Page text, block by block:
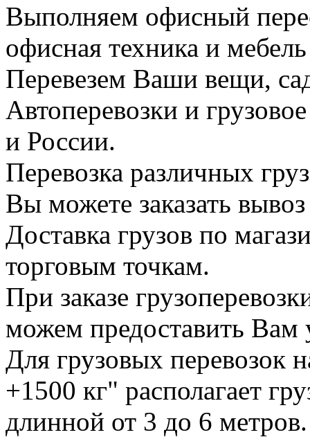
Выполняем офисный
офисная техника и
Перевезем Ваши вещи,
Автоперевозки и
и России.
Перевозка различных
Вы можете заказать
Доставка грузов по
торговым точкам.
При заказе
можем предоставить Вам
Для грузовых перевозок
+1500 кг" располагает
длинной от 3 до 6 метров.